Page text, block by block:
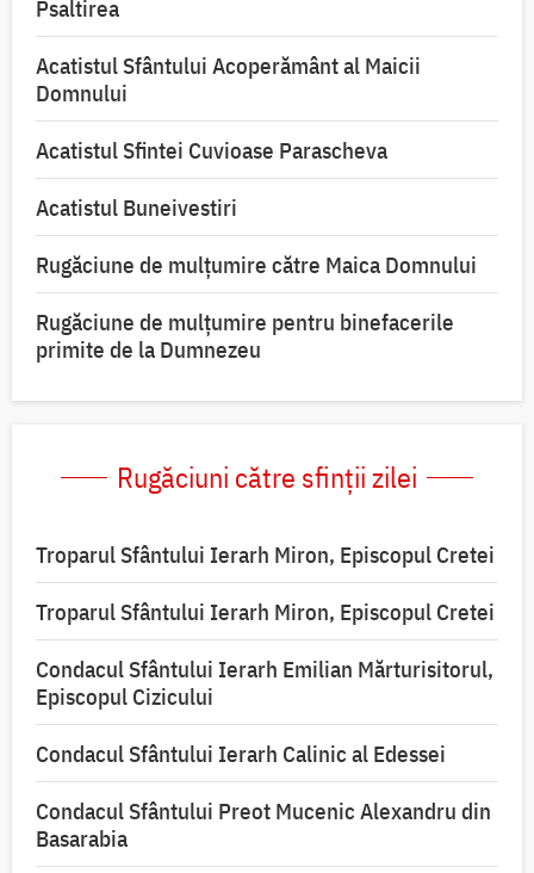
Psaltirea
Acatistul Sfântului Acoperământ al Maicii
Domnului
Acatistul Sfintei Cuvioase Parascheva
Acatistul Buneivestiri
Rugăciune de mulţumire către Maica Domnului
Rugăciune de mulțumire pentru binefacerile
primite de la Dumnezeu
Rugăciuni către sfinții zilei
Troparul Sfântului Ierarh Miron, Episcopul Cretei
Troparul Sfântului Ierarh Miron, Episcopul Cretei
Condacul Sfântului Ierarh Emilian Mărturisitorul,
Episcopul Cizicului
Condacul Sfântului Ierarh Calinic al Edessei
Condacul Sfântului Preot Mucenic Alexandru din
Basarabia